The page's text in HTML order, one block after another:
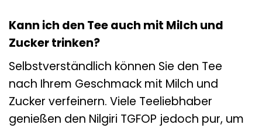
Kann ich den Tee auch mit Milch und
Zucker trinken?
Selbstverständlich können Sie den Tee
nach Ihrem Geschmack mit Milch und
Zucker verfeinern. Viele Teeliebhaber
genießen den Nilgiri TGFOP jedoch pur, um